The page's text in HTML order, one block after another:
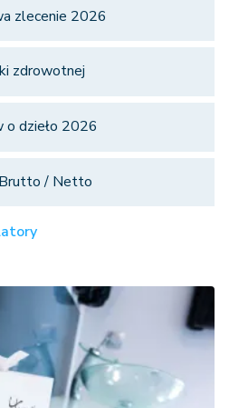
zlecenie 2026
zdrowotnej
o dzieło 2026
/ Netto